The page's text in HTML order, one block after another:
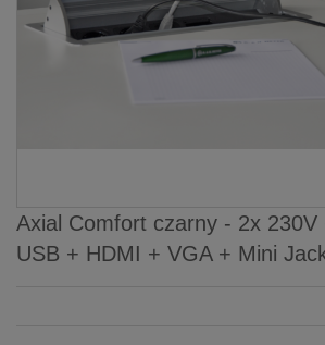
Axial Comfort czarny - 2x 230V
USB + HDMI + VGA + Mini